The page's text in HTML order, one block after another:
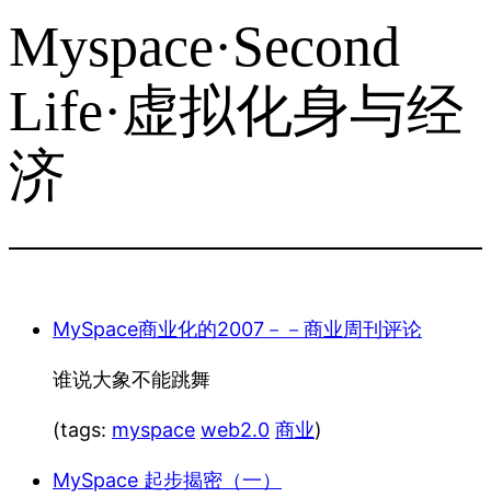
Myspace·Second
Life·虚拟化身与经
济
MySpace商业化的2007－－商业周刊评论
谁说大象不能跳舞
(tags: myspace web2.0 商业)
MySpace 起步揭密（一）